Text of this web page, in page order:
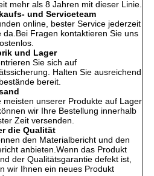
mehr als 8 Jahren mit dieser Linie.
und Serviceteam
online, bester Service jederzeit
da.Bei Fragen kontaktieren Sie uns
und Lager
Sie sich auf
Halten Sie ausreichend
bereit.
meisten unserer Produkte auf Lager
wir Ihre Bestellung innerhalb
Zeit versenden.
die Qualität
den Materialbericht und den
anbieten.Wenn das Produkt
der Qualitätsgarantie defekt ist,
wir Ihnen ein neues Produkt